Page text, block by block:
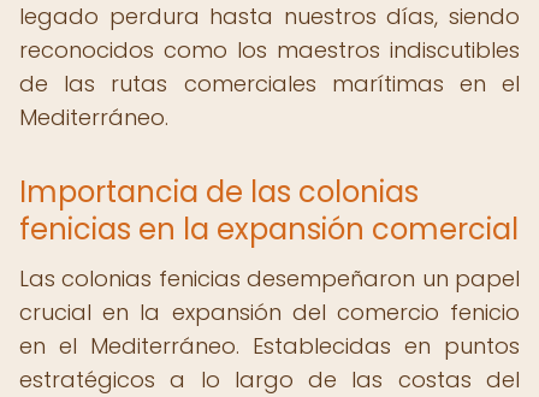
legado perdura hasta nuestros días, siendo
reconocidos como los maestros indiscutibles
de las rutas comerciales marítimas en el
Mediterráneo.
Importancia de las colonias
fenicias en la expansión comercial
Las colonias fenicias desempeñaron un papel
crucial en la expansión del comercio fenicio
en el Mediterráneo. Establecidas en puntos
estratégicos a lo largo de las costas del